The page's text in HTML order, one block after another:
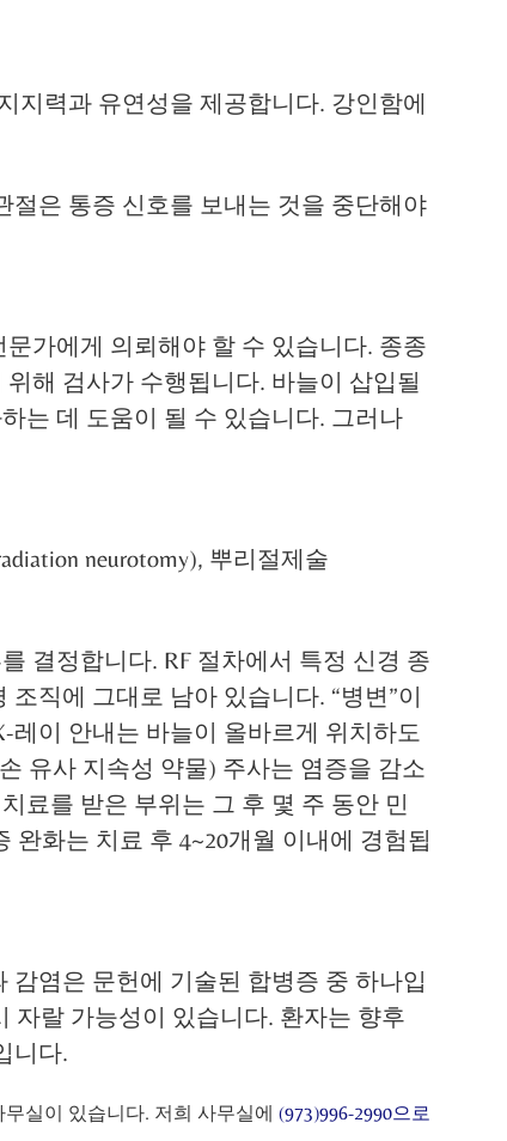
지력과 유연성을 제공합니다. 강인함에
절은 통증 신호를 보내는 것을 중단해야
가에게 의뢰해야 할 수 있습니다. 종종
해 검사가 수행됩니다. 바늘이 삽입될
는 데 도움이 될 수 있습니다. 그러나
neurotomy), 뿌리절제술
결정합니다. RF 절차에서 특정 신경 종
직에 그대로 남아 있습니다. “병변”이
이 안내는 바늘이 올바르게 위치하도
유사 지속성 약물) 주사는 염증을 감소
료를 받은 부위는 그 후 몇 주 동안 민
완화는 치료 후 4~20개월 이내에 경험됩
염은 문헌에 기술된 합병증 중 하나입
자랄 가능성이 있습니다. 환자는 향후
니다.
무실이 있습니다. 저희 사무실에(973)996-2990으로